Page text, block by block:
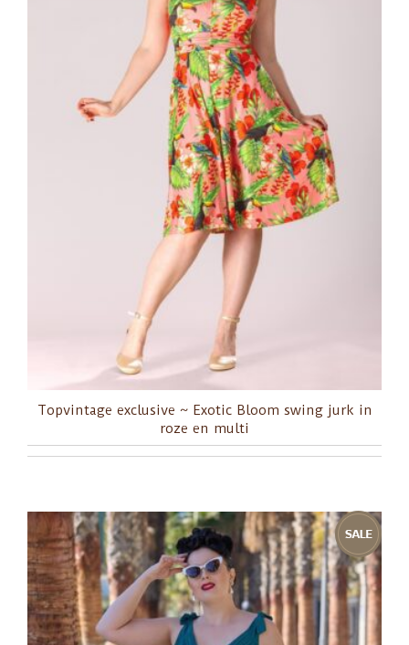
Topvintage exclusive ~ Exotic Bloom swing jurk in
roze en multi